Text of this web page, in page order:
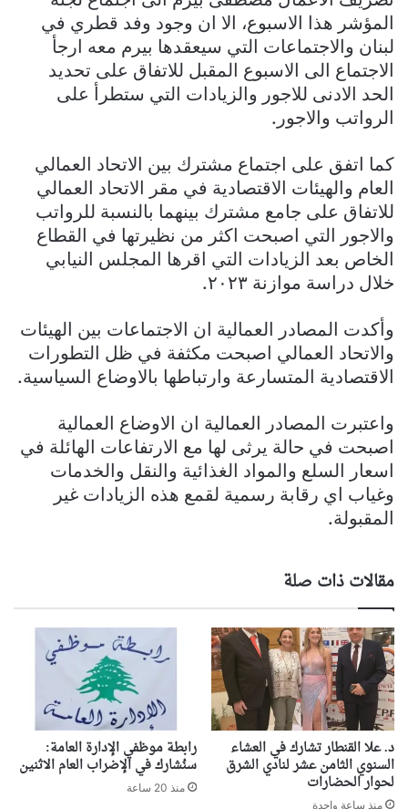
المؤشر هذا الاسبوع، الا ان وجود وفد قطري في
لبنان والاجتماعات التي سيعقدها بيرم معه ارجأ
الاجتماع الى الاسبوع المقبل للاتفاق على تحديد
الحد الادنى للاجور والزيادات التي ستطرأ على
الرواتب والاجور.
كما اتفق على اجتماع مشترك بين الاتحاد العمالي
العام والهيئات الاقتصادية في مقر الاتحاد العمالي
للاتفاق على جامع مشترك بينهما بالنسبة للرواتب
والاجور التي اصبحت اكثر من نظيرتها في القطاع
الخاص بعد الزيادات التي اقرها المجلس النيابي
خلال دراسة موازنة ٢٠٢٣.
وأكدت المصادر العمالية ان الاجتماعات بين الهيئات
والاتحاد العمالي اصبحت مكثفة في ظل التطورات
الاقتصادية المتسارعة وارتباطها بالاوضاع السياسية.
واعتبرت المصادر العمالية ان الاوضاع العمالية
اصبحت في حالة يرثى لها مع الارتفاعات الهائلة في
اسعار السلع والمواد الغذائية والنقل والخدمات
وغياب اي رقابة رسمية لقمع هذه الزيادات غير
المقبولة.
مقالات ذات صلة
د. علا القنطار تشارك في العشاء
السنوي الثامن عشر لنادي الشرق
لحوار الحضارات
منذ ساعة واحدة
رابطة موظفي الإدارة العامة:
سنُشارك في الإضراب العام الاثنين
منذ 20 ساعة